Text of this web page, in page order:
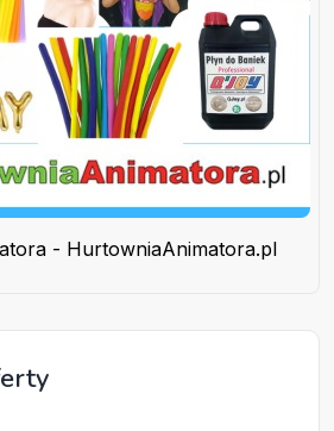
- HurtowniaAnimatora.pl